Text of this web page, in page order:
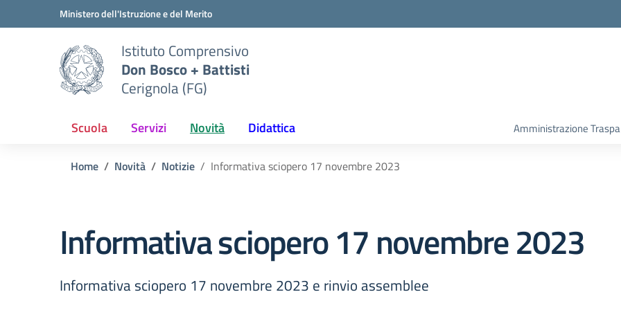
Vai ai contenuti
Vai al menu di navigazioneMinistero dell'Istruzione e del Merito
Istituto Comprensivo
Don Bosco + Battisti
Cerignola (FG)
Scuola Servizi Novità Didattica Amministrazione
Home Novità Notizie Informativa sciopero 17 novembre 2023
Informativa sciopero 17 novembre 2023
Informativa sciopero 17 novembre 2023 e rinvio assemblee